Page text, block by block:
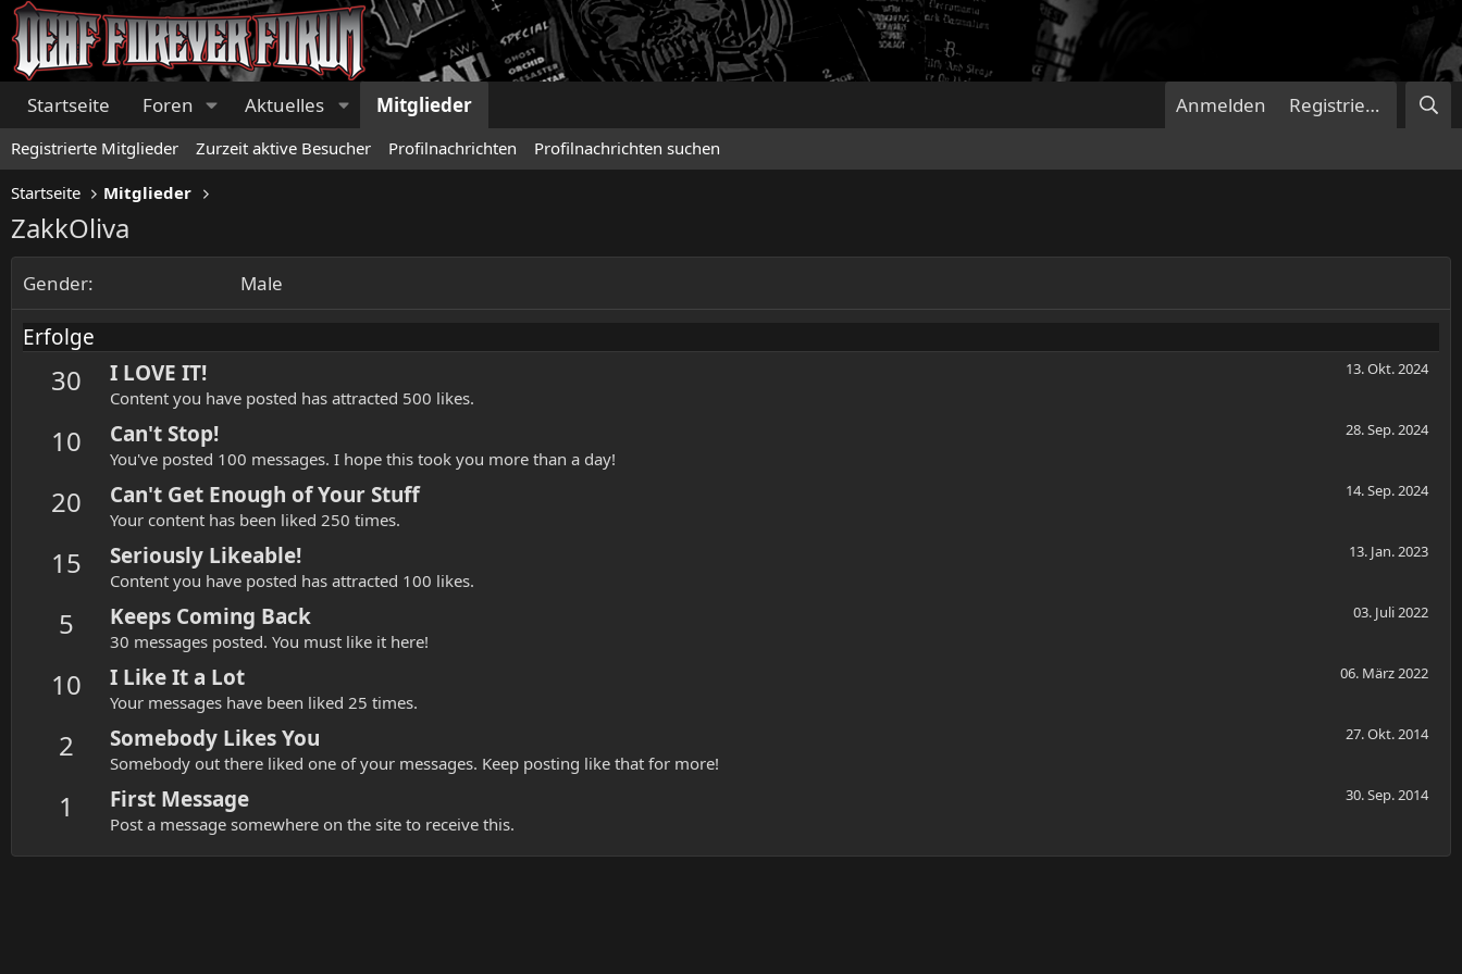
Startseite Foren Aktuelles Mitglieder Anmelden Registrieren
Registrierte Mitglieder Zurzeit aktive Besucher Profilnachrichten Profilnachrichten suchen
Startseite Mitglieder
ZakkOliva
Gender Male
Erfolge
30 13. Okt. 2024
I LOVE IT!
Content you have posted has attracted 500 likes.
10 28. Sep. 2024
Can't Stop!
You've posted 100 messages. I hope this took you more than a day!
20 14. Sep. 2024
Can't Get Enough of Your Stuff
Your content has been liked 250 times.
15 13. Jan. 2023
Seriously Likeable!
Content you have posted has attracted 100 likes.
5 03. Juli 2022
Keeps Coming Back
30 messages posted. You must like it here!
10 06. März 2022
I Like It a Lot
Your messages have been liked 25 times.
2 27. Okt. 2014
Somebody Likes You
Somebody out there liked one of your messages. Keep posting like that for more!
1 30. Sep. 2014
First Message
Post a message somewhere on the site to receive this.